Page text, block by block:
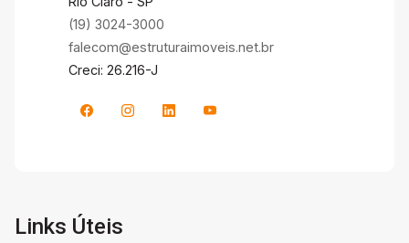
(19) 3024-3000
falecom@estruturaimoveis.net.br
Creci: 26.216-J
Links Úteis